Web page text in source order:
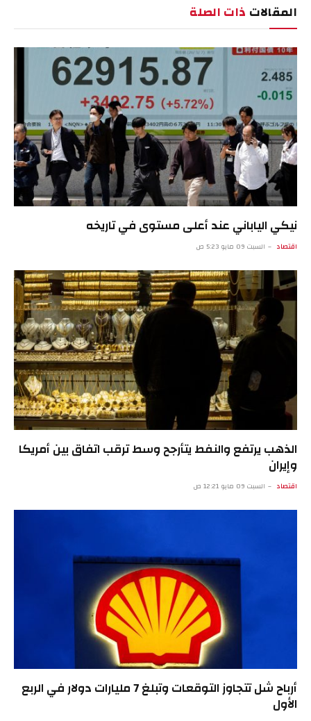
المقالات ذات الصلة
نيكي الياباني عند أعلى مستوى في تاريخه
اقتصاد السبت 09 مايو 5:23 ص
الذهب يرتفع والنفط يتأرجح وسط ترقب اتفاق بين أمريكا
وإيران
اقتصاد السبت 09 مايو 12:21 ص
أرباح شل تتجاوز التوقعات وتبلغ 7 مليارات دولار في الربع
الأول